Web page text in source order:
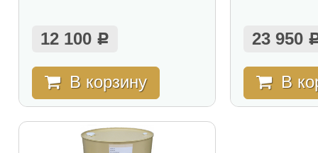
12 100 Р
В корзину
23 950
В